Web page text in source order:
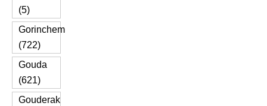
(5)
Gorinchem
(722)
Gouda
(621)
Gouderak